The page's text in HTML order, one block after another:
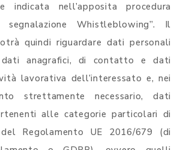
indicata nell’apposita procedura
segnalazione Whistleblowing”. Il
quindi riguardare dati personali
dati anagrafici, di contatto e dati
lavorativa dell’interessato e, nei
strettamente necessario, dati
alle categorie particolari di
Regolamento UE 2016/679 (di